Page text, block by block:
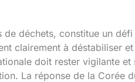
déchets, constitue un
clairement à déstabiliser
doit rester vigilante et
La réponse de la Corée